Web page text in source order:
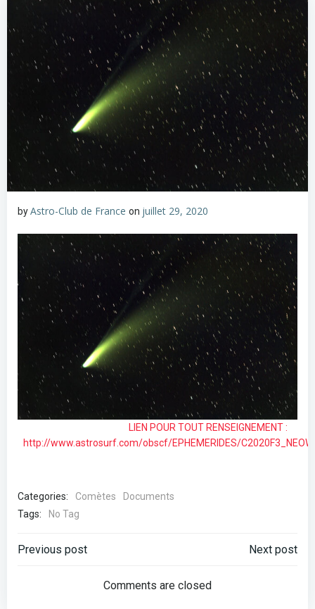
byAstro-Club de France on juillet 29, 2020
LIEN POUR TOUT RENSEIGNEMENT :
http://www.astrosurf.com/obscf/EPHEMERIDES/
Categories: Comètes
Documents
Tags:
No Tag
Post
navigation
Previous post
navigation
Next post
Comments are closed